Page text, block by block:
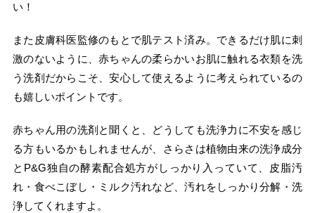
い！
また皮膚科医監修のもとで肌テスト済み。できるだけ肌に刺
激のないように、赤ちゃんの柔らかいお肌に触れる衣類を洗
う洗剤だからこそ、安心して使えるように考えられているの
も嬉しいポイントです。
赤ちゃん用の洗剤と聞くと、どうしても洗浄力に不安を感じ
る方もいるかもしれませんが、さらさは植物由来の洗浄成分
とP&G独自の酵素配合処方がしっかり入っていて、皮脂汚
れ・食べこぼし・ミルク汚れなど、汚れをしっかり分解・洗
浄してくれますよ。